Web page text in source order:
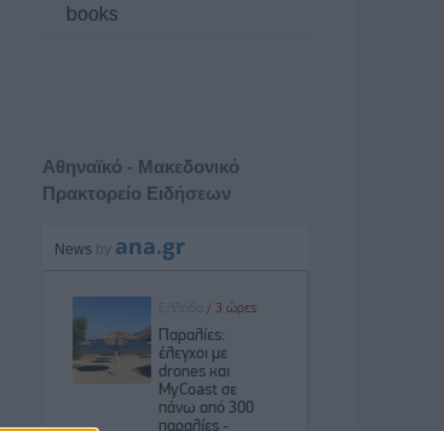
books
Αθηναϊκό - Μακεδονικό
Πρακτορείο Ειδήσεων